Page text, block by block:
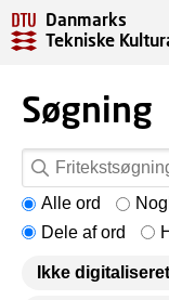
Danmarks
Tekniske
Søgning
Alle ord
Dele af ord
Ikke digitaliseret